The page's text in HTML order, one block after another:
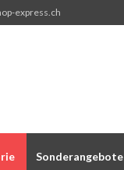
express.ch
Sonderangebote